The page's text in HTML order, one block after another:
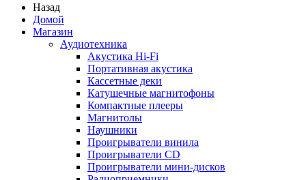
Назад
Домой
Магазин
Аудиотехника
Акустика Hi-Fi
Портативная акустика
Кассетные деки
Катушечные магнитофоны
Компактные плееры
Магнитолы
Наушники
Проигрыватели винила
Проигрыватели CD
Проигрыватели мини-дисков